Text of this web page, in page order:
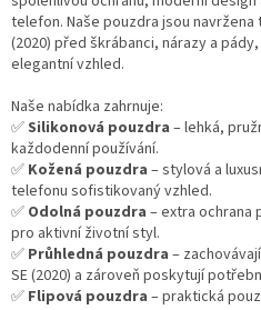
a
c
v
y
ý
i
s
u
telefon. Naše pouzdra jsou navržena
(2020) před škrábanci, nárazy a
elegantní vzhled.
Naše nabídka zahrnuje:
✅Silikonová pouzdra – lehká,
každodenní používání.
✅ Kožená pouzdra – stylová a
telefonu sofistikovaný vzhled.
✅ Odolná pouzdra – extra ochrana
pro aktivní životní styl.
✅ Průhledná pouzdra –
SE (2020) a zároveň poskytují
✅ Flipová pouzdra – praktická